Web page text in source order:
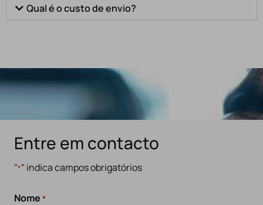
Qual é o custo de envio?
Entre em contacto
"*" indica campos obrigatórios
Nome *